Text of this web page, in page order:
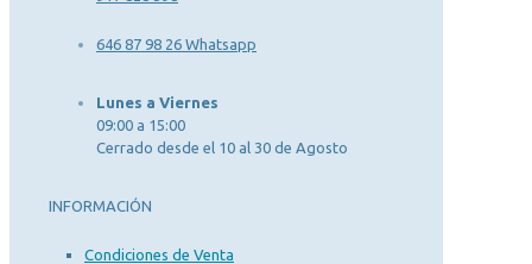
646 87 98 26 Whatsapp
Lunes a Viernes
09:00 a 15:00
Cerrado desde el 10 al 30 de Agosto
INFORMACIÓN
Condiciones de Venta